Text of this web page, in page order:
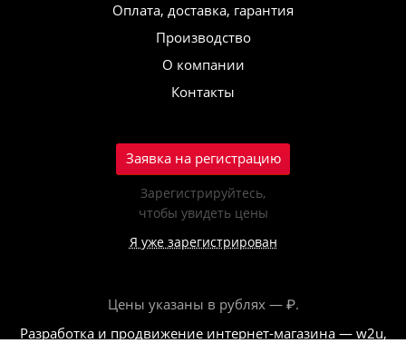
Оплата, доставка, гарантия
Производство
О компании
Контакты
Заявка на регистрацию
Зарегистрируйтесь,
чтобы увидеть цены
Я уже зарегистрирован
Цены указаны в рублях — ₽.
Разработка и продвижение интернет-магазина — w2u,